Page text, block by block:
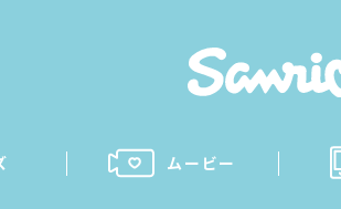
ムービー